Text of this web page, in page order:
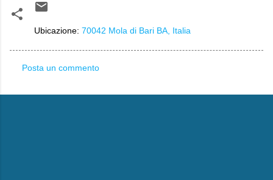
Ubicazione: 70042 Mola di Bari BA, Italia
o
Posta un commento